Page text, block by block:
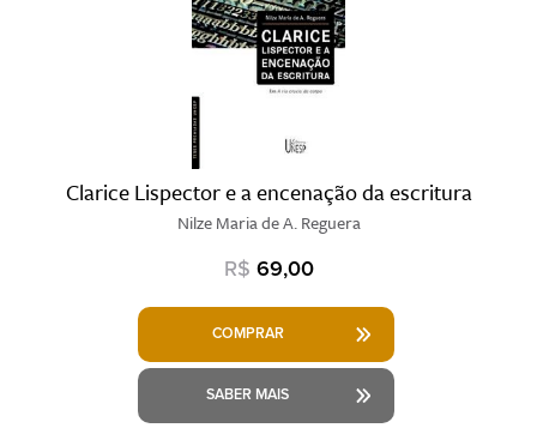
Clarice Lispector e a encenação da escritura
Nilze Maria de A. Reguera
R$ 69,00
COMPRAR
SABER MAIS